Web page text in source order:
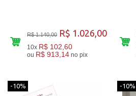
R$ 1.140,00 R$ 1.026,00
10x R$ 102,60
ou R$ 913,14 no pix
-10% -10%